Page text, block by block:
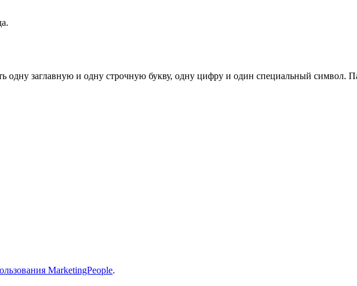
одну заглавную и одну строчную букву, одну цифру и один специальный символ.
MarketingPeople.